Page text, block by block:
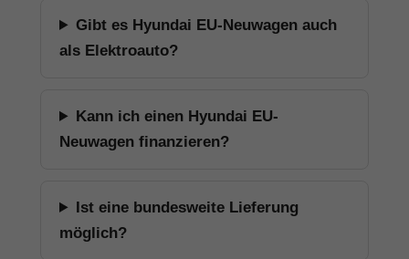
Gibt es Hyundai EU-Neuwagen auch
als Elektroauto?
Kann ich einen Hyundai EU-
Neuwagen finanzieren?
Ist eine bundesweite Lieferung
möglich?